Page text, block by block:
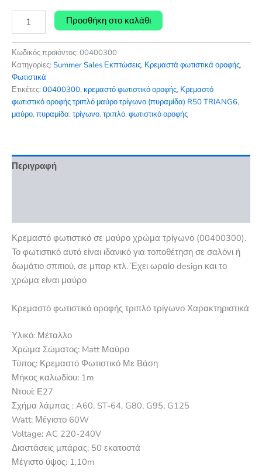
was:
35,00 €.
τιμή
είναι:
24,50 €.
φωτιστικό
τριπλό
μαύρο
τρίγωνο
(πυραμίδα)
C30
TRIANG3
Προσθήκη στο καλάθι
Κωδικός προϊόντος: 00400300
Κατηγορίες: Summer Sales Εκπτώσεις, Κρεμαστά φωτιστικά οροφής,
Φωτιστικά
Ετικέτες: 00400300, κρεμαστό φωτιστικό οροφής, Κρεμαστό
φωτιστικό οροφής τριπλό μαύρο τρίγωνο (πυραμίδα) R50 TRIANG6,
μαύρο, πυραμίδα, τρίγωνο, τριπλό, φωτιστικό οροφής
Περιγραφή
Κρεμαστό φωτιστικό σε μαύρο χρώμα τρίγωνο (00400300).
Το φωτιστικό αυτό είναι ιδανικό για τοποθέτηση σε σαλόνι ή
δωμάτιο σπιτιού, σε μπαρ κτλ. Έχει ωραίο design και το
χρώμα είναι μαύρο
Κρεμαστό φωτιστικό οροφής τριπλό τρίγωνο Χαρακτηριστικά
Υλικό: Μέταλλο
Χρώμα Σώματος: Matt Μαύρο
Τύπος: Κρεμαστό Φωτιστικό Με Βάση
Μήκος καλωδίου: 1m
Ντουί: Ε27
Σχήμα λάμπας : A60, ST-64, G80, G95, G125
Watt: Μέγιστο 60W
Voltage: AC 220-240V
Διαστάσεις μπάρας: 50 εκατοστά
Μέγιστο ύψος: 1,10m